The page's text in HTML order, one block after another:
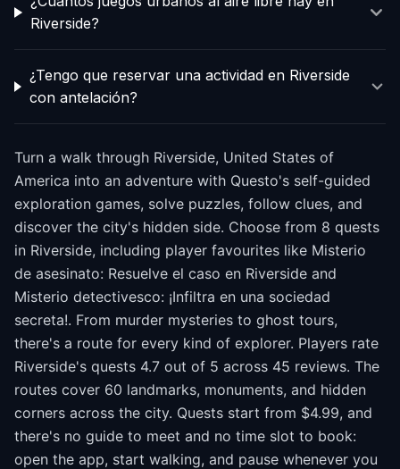
Riverside?
¿Tengo que reservar una actividad en Riverside
con antelación?
Turn a walk through Riverside, United States of
America into an adventure with Questo's self-guided
exploration games, solve puzzles, follow clues, and
discover the city's hidden side. Choose from 8 quests
in Riverside, including player favourites like Misterio
de asesinato: Resuelve el caso en Riverside and
Misterio detectivesco: ¡Infiltra en una sociedad
secreta!. From murder mysteries to ghost tours,
there's a route for every kind of explorer. Players rate
Riverside's quests 4.7 out of 5 across 45 reviews. The
routes cover 60 landmarks, monuments, and hidden
corners across the city. Quests start from $4.99, and
there's no guide to meet and no time slot to book:
open the app, start walking, and pause whenever you